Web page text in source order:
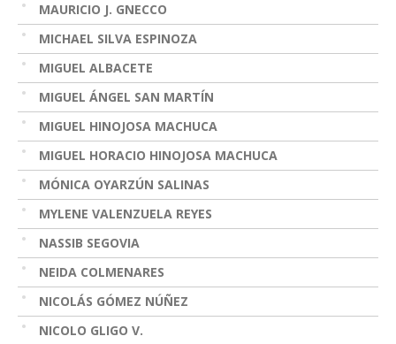
MAURICIO J. GNECCO
MICHAEL SILVA ESPINOZA
MIGUEL ALBACETE
MIGUEL ÁNGEL SAN MARTÍN
MIGUEL HINOJOSA MACHUCA
MIGUEL HORACIO HINOJOSA MACHUCA
MÓNICA OYARZÚN SALINAS
MYLENE VALENZUELA REYES
NASSIB SEGOVIA
NEIDA COLMENARES
NICOLÁS GÓMEZ NÚÑEZ
NICOLO GLIGO V.